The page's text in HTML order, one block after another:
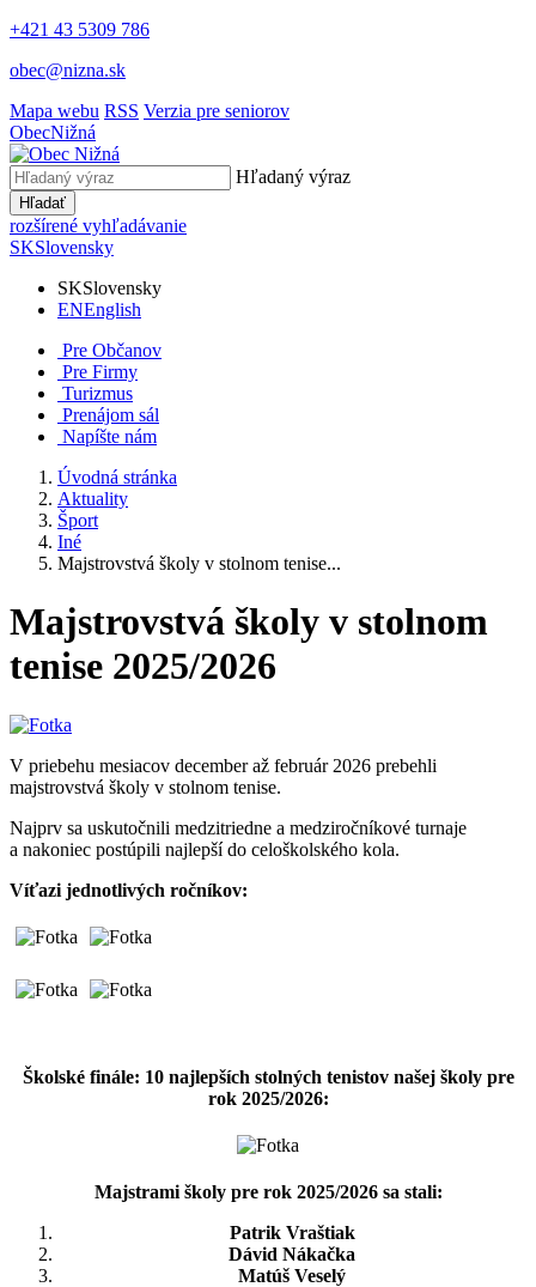
+421 43 5309 786
obec@nizna.sk
Mapa webu RSS Verzia pre seniorov
ObecNižná
Hľadaný výraz
Hľadať
rozšírené vyhľadávanie
SKSlovensky
SKSlovensky
ENEnglish
Pre Občanov
Pre Firmy
Turizmus
Prenájom sál
Napíšte nám
Úvodná stránka
Aktuality
Šport
Iné
Majstrovstvá školy v stolnom tenise...
Majstrovstvá školy v stolnom
tenise 2025/2026
V priebehu mesiacov december až február 2026 prebehli
majstrovstvá školy v stolnom tenise.
Najprv sa uskutočnili medzitriedne a medziročníkové turnaje
a nakoniec postúpili najlepší do celoškolského kola.
Víťazi jednotlivých ročníkov:
Školské finále: 10 najlepších stolných tenistov našej školy pre
rok 2025/2026:
Majstrami školy pre rok 2025/2026 sa stali:
Patrik Vraštiak
Dávid Nákačka
Matúš Veselý